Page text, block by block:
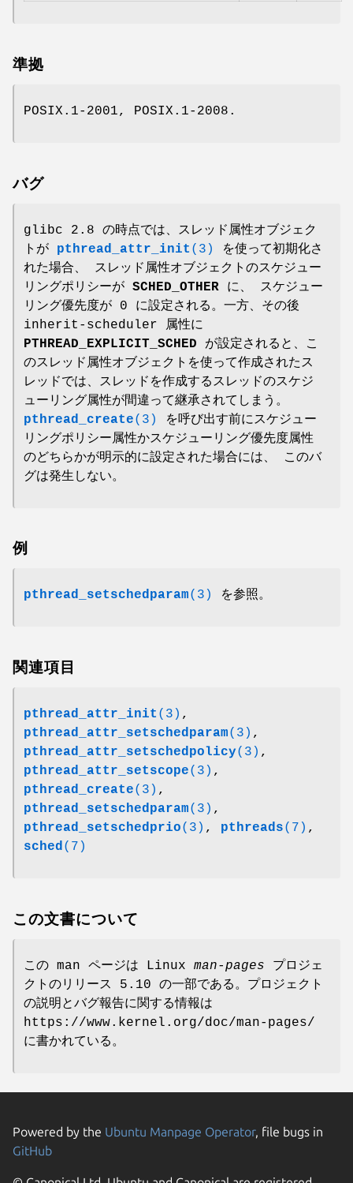
準拠
POSIX.1-2001, POSIX.1-2008.
バグ
glibc 2.8 の時点では、スレッド属性オブジェク
トが pthread_attr_init (3)
を使って初期化さ
れた場合、 スレッド属性オブジェクトのスケジュー
リングポリシーが SCHED_OTHER に、 スケジュー
リング優先度が 0 に設定される。一方、その後
inherit-scheduler 属性に
PTHREAD_EXPLICIT_SCHED が設定されると、こ
のスレッド属性オブジェクトを使って作成されたス
レッドでは、スレッドを作成するスレッドのスケジ
ューリング属性が間違って継承されてしまう。
pthread_create(3)
を呼び出す前にスケジュー
リングポリシー属性かスケジューリング優先度属性
のどちらかが明示的に設定された場合には、 このバ
グは発生しない。
例
pthread_setschedparam(3) を参照。
関連項目
pthread_attr_init (3) ,
pthread_attr_setschedparam(3) ,
pthread_attr_setschedpolicy(3) ,
pthread_attr_setscope(3) ,
pthread_create(3) ,
pthread_setschedparam(3) ,
pthread_setschedprio(3) , pthreads(7) ,
sched(7)
この文書について
この man ページは Linux man-pages プロジェ
クトのリリース 5.10 の一部である。プロジェクト
の説明とバグ報告に関する情報は
https://www.kernel.org/doc/man-pages/
に書かれている。
Powered by the Ubuntu Manpage Operator, file bugs in
GitHub